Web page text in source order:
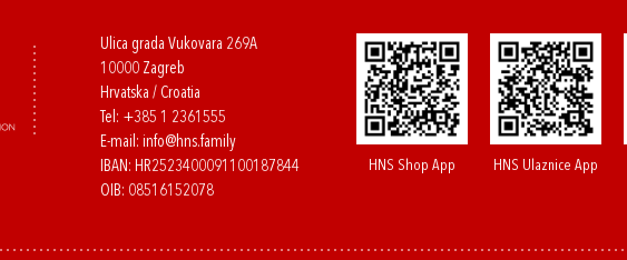
Ulica grada Vukovara 269A
10000 Zagreb
Hrvatska / Croatia
Tel: +385 1 2361555
E-mail: info@hns.family
IBAN: HR2523400091100187844
OIB: 08516152078
HNS Shop App HNS Ulaznice App